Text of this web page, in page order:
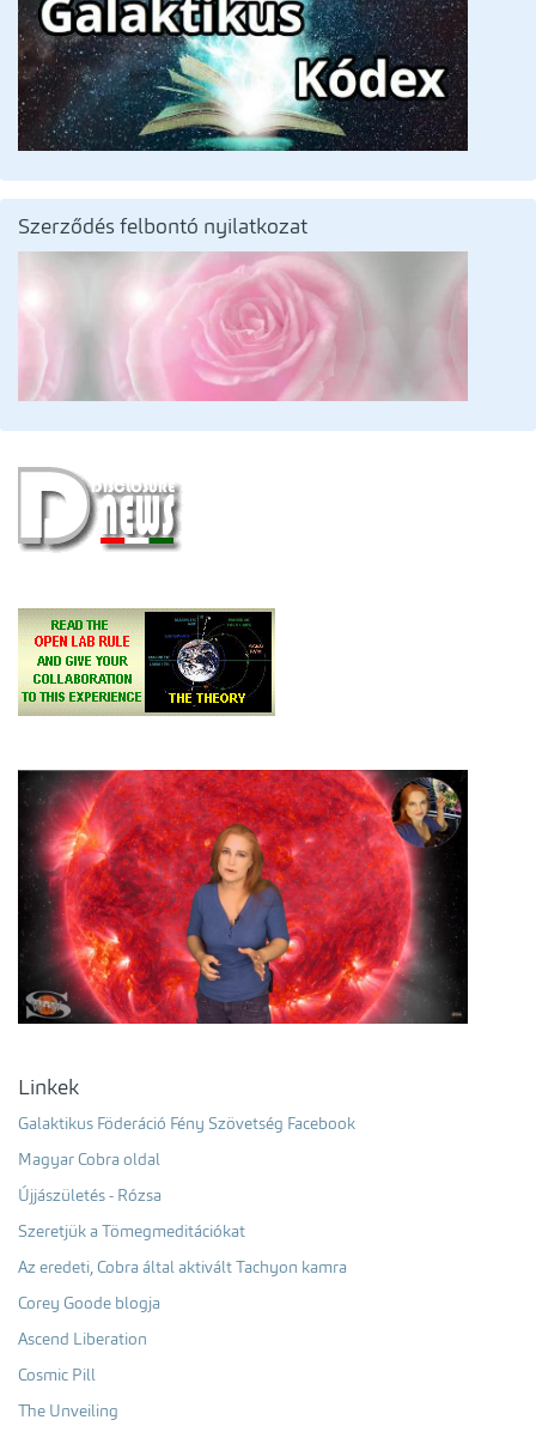
Szerződés felbontó nyilatkozat
Linkek
Galaktikus Föderáció Fény Szövetség Facebook
Magyar Cobra oldal
Újjászületés - Rózsa
Szeretjük a Tömegmeditációkat
Az eredeti, Cobra által aktivált Tachyon kamra
Corey Goode blogja
Ascend Liberation
Cosmic Pill
The Unveiling